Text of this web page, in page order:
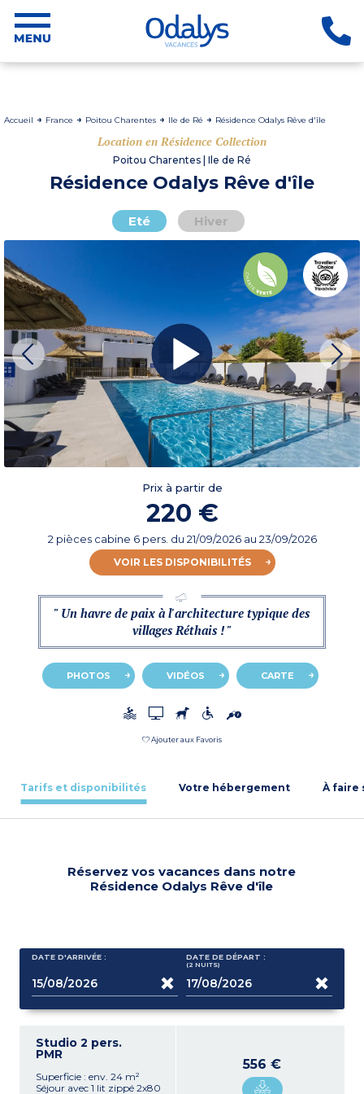
Accueil France Poitou Charentes Ile de Ré Résidence Odalys Rêve d'île
Location en Résidence Collection
Poitou Charentes | Ile de Ré
Résidence Odalys Rêve d'île
Eté Hiver
Prix à partir de
220 €
2 pièces cabine 6 pers. du 21/09/2026au 23/09/2026
VOIR LES DISPONIBILITÉS
" Un havre de paix à l'architecture typique des
villages Réthais ! "
PHOTOS VIDÉOS CARTE
Ajouter aux Favoris
Tarifs et disponibilités Votre hébergement À faire
Réservez vos vacances dans notre
Résidence Odalys Rêve d'île
DATE D'ARRIVÉE : DATE DE DÉPART :
(2 NUITS)
Studio 2 pers.
PMR
Superficie : env. 24 m²
Séjour avec 1 lit zippé 2x80
556 €